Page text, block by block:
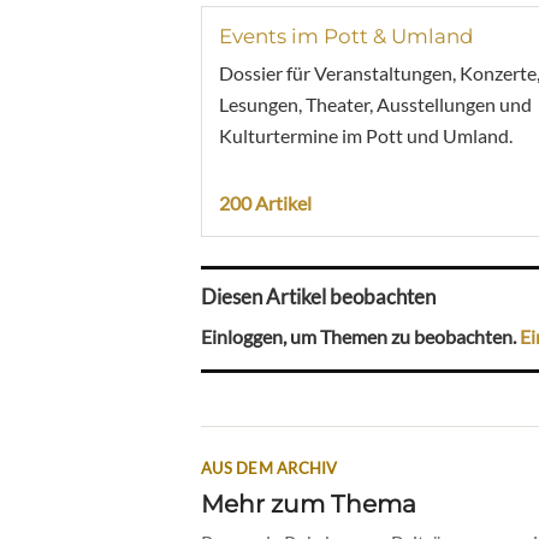
Events im Pott & Umland
Dossier für Veranstaltungen, Konzerte,
Lesungen, Theater, Ausstellungen und
Kulturtermine im Pott und Umland.
200 Artikel
Diesen Artikel beobachten
Einloggen, um Themen zu beobachten.
AUS DEM ARCHIV
Mehr zum Thema